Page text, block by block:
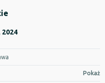
Pokaż